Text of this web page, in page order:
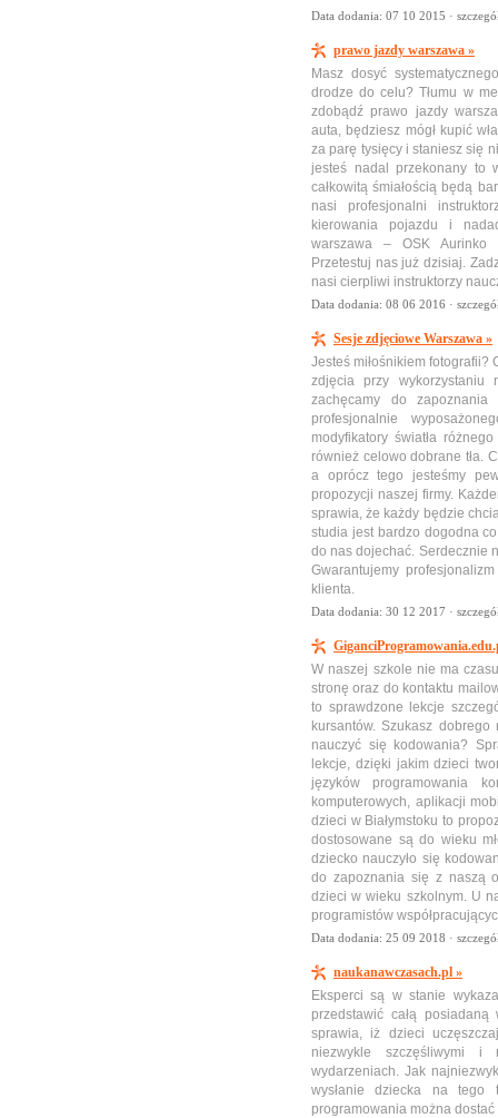
Data dodania: 07 10 2015 ·
prawo jazdy warszawa »
Masz dosyć
drodze do celu? Tłumu w
zdobądź prawo jazdy
auta, będziesz mógł kupić
za parę tysięcy i staniesz się
jesteś nadal przekonany to
całkowitą śmiałością będą
nasi profesjonalni
kierowania pojazdu i
warszawa – OSK Aurinko
Przetestuj nas już dzisiaj.
nasi cierpliwi instruktorzy
Data dodania: 08 06 2016 ·
Sesje zdjęciowe Warszawa »
Jesteś miłośnikiem fotografii?
zdjęcia przy wykorzystaniu
zachęcamy do
profesjonalnie
modyfikatory światła
również celowo dobrane tła.
a oprócz tego jesteśmy
propozycji naszej firmy.
sprawia, że każdy będzie
studia jest bardzo dogodna
do nas dojechać. Serdecznie
Gwarantujemy
klienta.
Data dodania: 30 12 2017 ·
W naszej szkole nie ma
stronę oraz do kontaktu
to sprawdzone lekcje
kursantów. Szukasz
nauczyć się kodowania?
lekcje, dzięki jakim dzieci
języków programowania
komputerowych, aplikacji
dzieci w Białymstoku to
dostosowane są do wieku
dziecko nauczyło się
do zapoznania się z naszą
dzieci w wieku szkolnym. U
programistów
Data dodania: 25 09 2018 ·
naukanawczasach.pl »
Eksperci są w stanie
przedstawić całą
sprawia, iż dzieci
niezwykle szczęśliwymi
wydarzeniach. Jak
wysłanie dziecka na tego
programowania można